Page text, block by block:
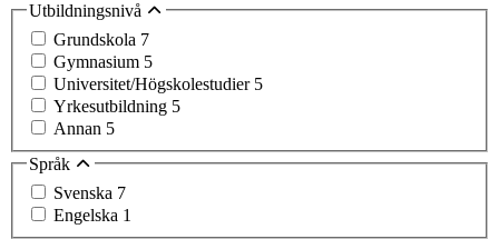
Utbildningsnivå
Grundskola 7
Gymnasium 5
Universitet/Högskolestudier 5
Yrkesutbildning 5
Annan 5
Språk
Svenska 7
Engelska 1